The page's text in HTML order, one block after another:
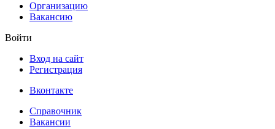
Организацию
Вакансию
Войти
Вход на сайт
Регистрация
Вконтакте
Справочник
Вакансии